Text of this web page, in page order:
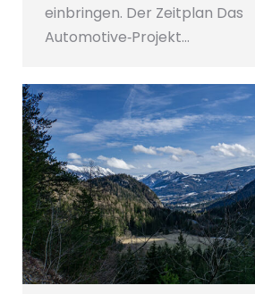
einbringen. Der Zeitplan Das
Automotive‑Projekt…